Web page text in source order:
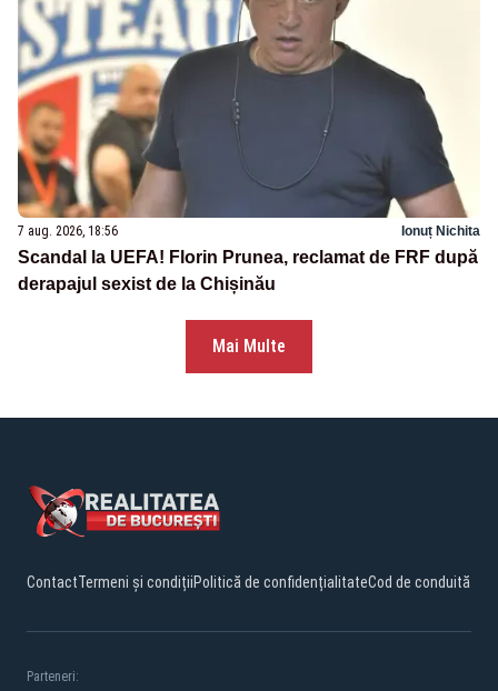
7 aug. 2026, 18:56 Ionuț Nichita
Scandal la UEFA! Florin Prunea, reclamat de FRF după
derapajul sexist de la Chișinău
Mai Multe
ContactTermeni și condițiiPolitică de confidențialitateCod de conduită
Parteneri: